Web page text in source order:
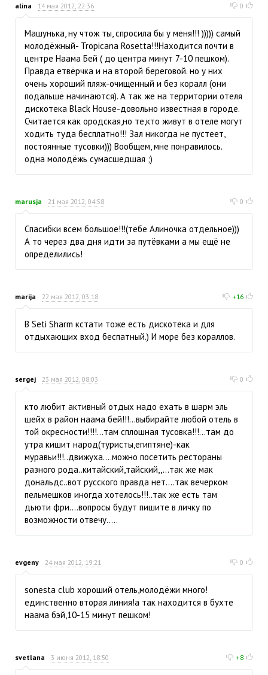
alina 14 мая 2012, 22:36 0
Машунька, ну чтож ты, спросила бы у меня!!! ))))) самый
молодёжный- Tropicana Rosetta!!!Находится почти в
центре Наама Бей ( до центра минут 7-10 пешком).
Правда етвёрчка и на второй береговой. но у них
очень хороший пляж-очищенный и без коралл (они
подальше начинаются). А так же на территории отеля
дискотека Black House-довольно известная в городе.
Считается как ородская,но те,кто живут в отеле могут
ходить туда бесплатно!!! Зал никогда не пустеет,
постоянные тусовки))) Вообщем, мне понравилось.
одна молодёжь сумасшедшая ;)
marusja 21 мая 2012, 04:58 0
Спасибки всем большое!!!(тебе Алиночка отдельное)))
А то через два дня идти за путёвками а мы ещё не
определились!
marija 22 мая 2012, 03:18 +16
В Seti Sharm кстати тоже есть дискотека и для
отдыхающих вход беспатный.) И море без кораллов.
sergej 23 мая 2012, 08:03 0
кто любит активный отдых надо ехать в шарм эль
шейх в район наама бей!!!...выбирайте любой отель в
той окресности!!!!...там сплошная тусовка!!!...там до
утра кишит народ(туристы,египтяне)-как
муравьи!!!..движуха....можно посетить рестораны
разного рода..китайский,тайский,,...так же мак
дональдс..вот русского правда нет....так вечерком
пельмешков иногда хотелось!!!..так же есть там
дьюти фри....вопросы будут пишите в личку по
возможности отвечу.....
evgeny 24 мая 2012, 19:21 0
sonesta club хороший отель,молодёжи много!
единственно вторая линия!а так находится в бухте
наама бэй,10-15 минут пешком!
svetlana 3 июня 2012, 18:50 +8